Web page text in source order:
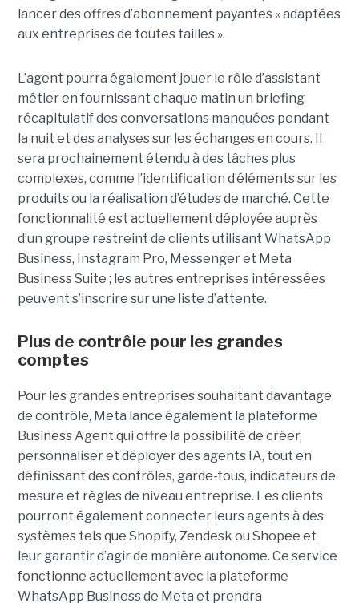
lancer des offres d’abonnement payantes « adaptées
aux entreprises de toutes tailles ».
L’agent pourra également jouer le rôle d’assistant
métier en fournissant chaque matin un briefing
récapitulatif des conversations manquées pendant
la nuit et des analyses sur les échanges en cours. Il
sera prochainement étendu à des tâches plus
complexes, comme l’identification d’éléments sur les
produits ou la réalisation d’études de marché. Cette
fonctionnalité est actuellement déployée auprès
d’un groupe restreint de clients utilisant WhatsApp
Business, Instagram Pro, Messenger et Meta
Business Suite ; les autres entreprises intéressées
peuvent s’inscrire sur une liste d’attente.
Plus de contrôle pour les grandes
comptes
Pour les grandes entreprises souhaitant davantage
de contrôle, Meta lance également la plateforme
Business Agent qui offre la possibilité de créer,
personnaliser et déployer des agents IA, tout en
définissant des contrôles, garde-fous, indicateurs de
mesure et règles de niveau entreprise. Les clients
pourront également connecter leurs agents à des
systèmes tels que Shopify, Zendesk ou Shopee et
leur garantir d’agir de manière autonome. Ce service
fonctionne actuellement avec la plateforme
WhatsApp Business de Meta et prendra